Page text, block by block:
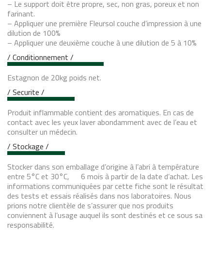
– Le support doit être propre, sec, non gras, poreux et non
farinant.
– Appliquer une première Fleursol couche d’impression à une
dilution de 100%
– Appliquer une deuxième couche à une dilution de 5 à 10%
/ Conditionnement /
Estagnon de 20kg poids net.
/ Securite /
Produit inflammable contient des aromatiques. En cas de
contact avec les yeux laver abondamment avec de l’eau et
consulter un médecin.
/ Stockage /
Stocker dans son emballage d’origine à l’abri à température
entre 5°C et 30°C, 6 mois à partir de la date d’achat. Les
informations communiquées par cette fiche sont le résultat
des tests et essais réalisés dans nos laboratoires. Nous
prions notre clientèle de s’assurer que nos produits
conviennent à l’usage auquel ils sont destinés et ce sous sa
responsabilité.